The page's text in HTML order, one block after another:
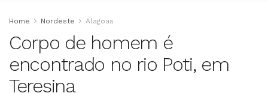
Home Nordeste Alagoas
Corpo de homem é
encontrado no rio Poti, em
Teresina